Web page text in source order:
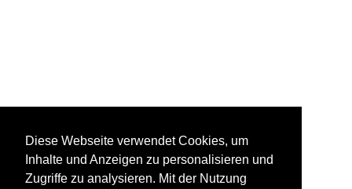
Diese Webseite verwendet Cookies, um
Inhalte und Anzeigen zu personalisieren und
Zugriffe zu analysieren. Mit der Nutzung